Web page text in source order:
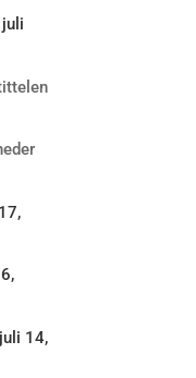
juli
juli 14,